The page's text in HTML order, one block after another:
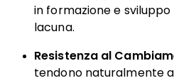
in formazione e
lacuna.
Resistenza al
tendono naturalmente